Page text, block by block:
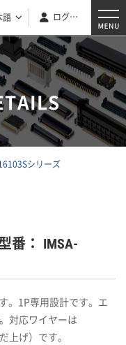
語 ログイン
シリーズ
番： IMSA-
。1P専用設計です。エ
対応ワイヤーは
上げ）です。